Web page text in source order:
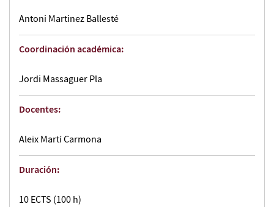
Antoni Martinez Ballesté
Coordinación académica:
Jordi Massaguer Pla
Docentes:
Aleix Martí Carmona
Duración:
10 ECTS (100 h)